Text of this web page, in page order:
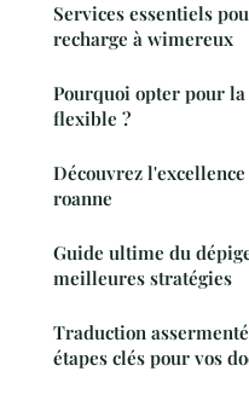
Services essentiels
recharge à wimereux
Pourquoi opter pour
flexible ?
Découvrez
roanne
Guide ultime du
meilleures stratégies
Traduction
étapes clés pour vos